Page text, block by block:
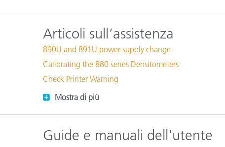
Articoli sull’assistenza
890U and 891U power supply change
Calibrating the 880 series Densitometers
Check Printer Warning
Mostra di più
Guide e manuali dell'utente